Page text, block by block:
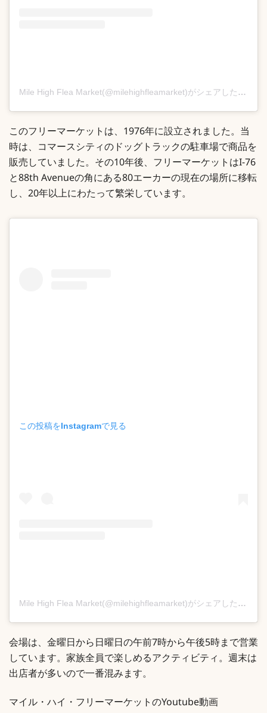
Mile High Flea Market(@milehighfleamarket)がシェアした投稿
このフリーマーケットは、1976年に設立されました。当
時は、コマースシティのドッグトラックの駐車場で商品を
販売していました。その10年後、フリーマーケットはI-76
と88th Avenueの角にある80エーカーの現在の場所に移転
し、20年以上にわたって繁栄しています。
この投稿をInstagramで見る
Mile High Flea Market(@milehighfleamarket)がシェアした投稿
会場は、金曜日から日曜日の午前7時から午後5時まで営業
しています。家族全員で楽しめるアクティビティ。週末は
出店者が多いので一番混みます。
マイル・ハイ・フリーマーケットのYoutube動画